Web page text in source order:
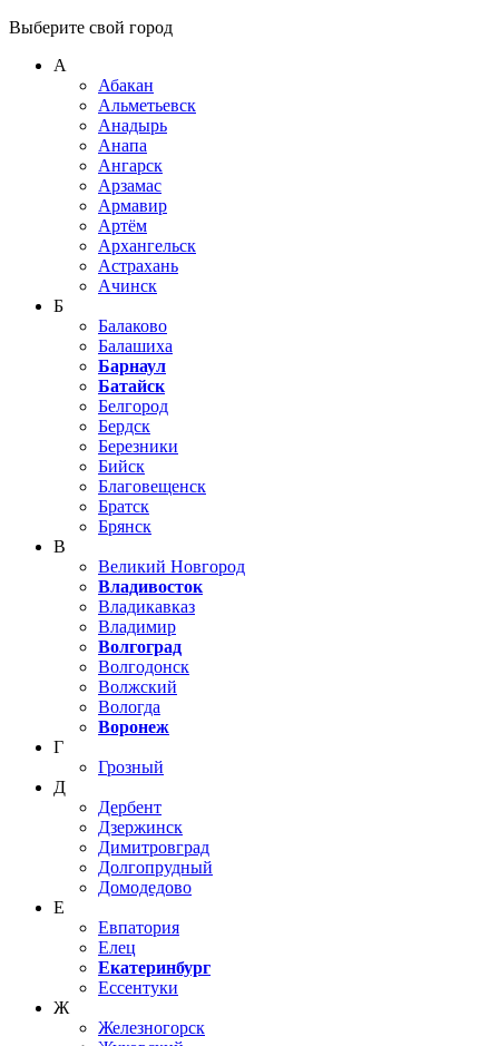
Выберите свой город
А
Абакан
Альметьевск
Анадырь
Анапа
Ангарск
Арзамас
Армавир
Артём
Архангельск
Астрахань
Ачинск
Б
Балаково
Балашиха
Барнаул
Батайск
Белгород
Бердск
Березники
Бийск
Благовещенск
Братск
Брянск
В
Великий Новгород
Владивосток
Владикавказ
Владимир
Волгоград
Волгодонск
Волжский
Вологда
Воронеж
Г
Грозный
Д
Дербент
Дзержинск
Димитровград
Долгопрудный
Домодедово
Е
Евпатория
Елец
Екатеринбург
Ессентуки
Ж
Железногорск